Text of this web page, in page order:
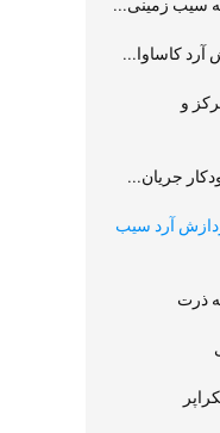
سیب زمینی...
آرد کاساوا...
و
جریان...
آرد سیب
ذرت